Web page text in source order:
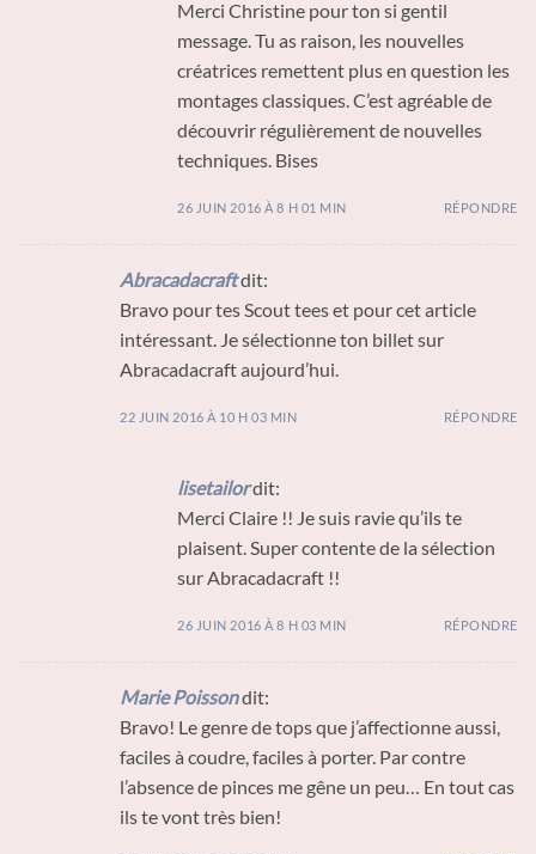
Merci Christine pour ton si gentil
message. Tu as raison, les nouvelles
créatrices remettent plus en question les
montages classiques. C’est agréable de
découvrir régulièrement de nouvelles
techniques. Bises
26 JUIN 2016 À 8 H 01 MIN RÉPONDRE
Abracadacraftdit:
Bravo pour tes Scout tees et pour cet article
intéressant. Je sélectionne ton billet sur
Abracadacraft aujourd’hui.
22 JUIN 2016 À 10 H 03 MIN RÉPONDRE
lisetailordit:
Merci Claire !! Je suis ravie qu’ils te
plaisent. Super contente de la sélection
sur Abracadacraft !!
26 JUIN 2016 À 8 H 03 MIN RÉPONDRE
Marie Poissondit:
Bravo! Le genre de tops que j’affectionne aussi,
faciles à coudre, faciles à porter. Par contre
l’absence de pinces me gêne un peu… En tout cas
ils te vont très bien!